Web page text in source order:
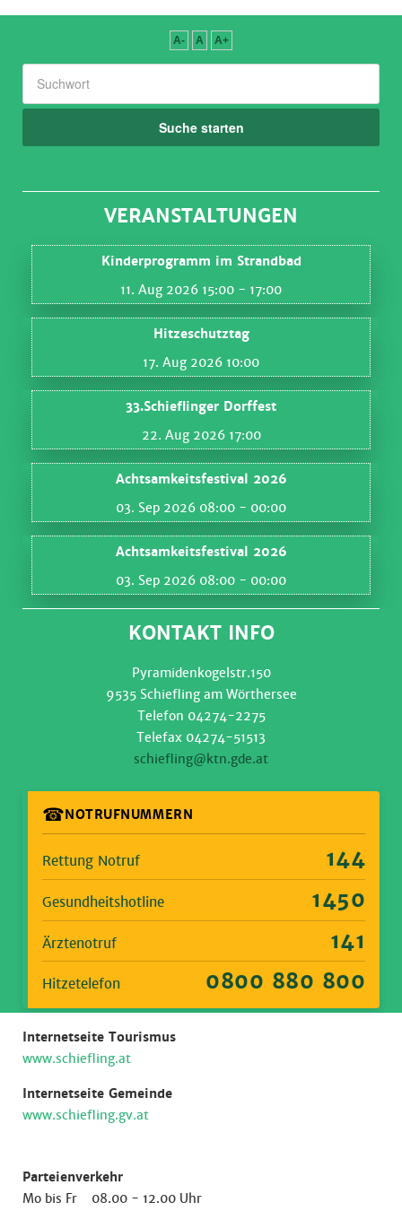
A- A A+
Suche starten
VERANSTALTUNGEN
Kinderprogramm im Strandbad
11. Aug 2026 15:00 - 17:00
Hitzeschutztag
17. Aug 2026 10:00
33.Schieflinger Dorffest
22. Aug 2026 17:00
Achtsamkeitsfestival 2026
03. Sep 2026 08:00 - 00:00
Achtsamkeitsfestival 2026
03. Sep 2026 08:00 - 00:00
KONTAKT INFO
Pyramidenkogelstr.150
9535 Schiefling am Wörthersee
Telefon 04274-2275
Telefax 04274-51513
schiefling@ktn.gde.at
☎NOTRUFNUMMERN
Rettung Notruf 144
Gesundheitshotline 1450
Ärztenotruf 141
Hitzetelefon 0800 880 800
Internetseite Tourismus
www.schiefling.at
Internetseite Gemeinde
www.schiefling.gv.at
Parteienverkehr
Mo bis Fr 08.00 - 12.00 Uhr